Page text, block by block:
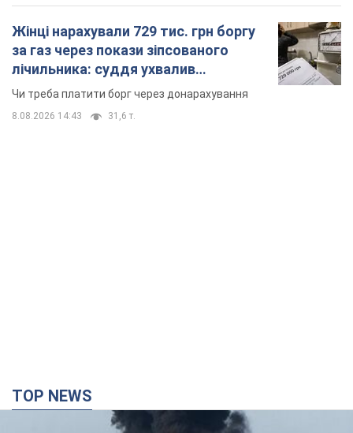
Жінці нарахували 729 тис. грн боргу
за газ через покази зіпсованого
лічильника: суддя ухвалив
неочікуване рішення
Чи треба платити борг через донарахування
8.08.2026 14:43 31,6 т.
TOP NEWS